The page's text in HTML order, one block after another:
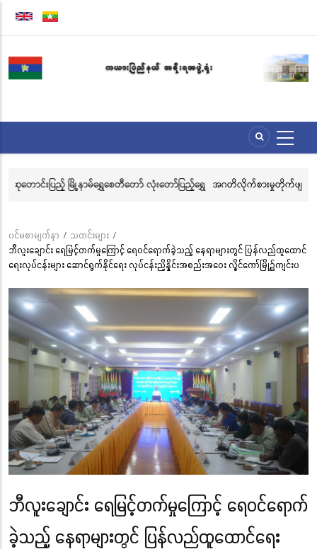
အဓိက
အကြောင်းအရာ
သွား
မည်
အဂတိလိုက်စားမှုတိုက်ဖျက်ရေး အသိပညာပေးဆိုင်ရာ ပိုစတာ၊ ပန်းချီနှင့်
Breadcrumb
ပင်မစာမျက်နှာ / သတင်းများ /
ဘီလူးချောင်း ရေမြင့်တက်မှုကြောင့် ရေဝင်ရောက်ခဲ့သည့် နေရာများတွင် ပြန်လည်ထူထောင်
ရေးလုပ်ငန်းများ ဆောင်ရွက်နိုင်ရေး လုပ်ငန်းညှိနှိုင်းအစည်းအဝေး လွိုင်ကော်မြို့၌ကျင်းပ
ဘီလူးချောင်း ရေမြင့်တက်မှုကြောင့် ရေဝင်ရောက်
ခဲ့သည့် နေရာများတွင် ပြန်လည်ထူထောင်ရေး